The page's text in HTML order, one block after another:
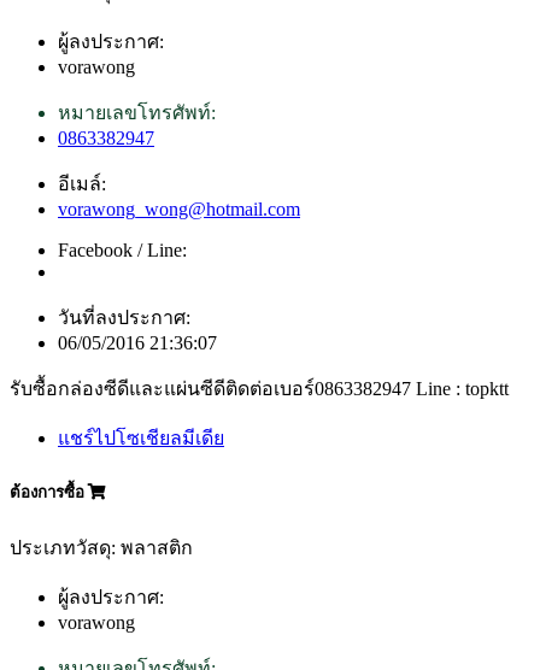
ผู้ลงประกาศ:
vorawong
หมายเลขโทรศัพท์:
0863382947
อีเมล์:
vorawong_wong@hotmail.com
Facebook / Line:
วันที่ลงประกาศ:
06/05/2016 21:36:07
รับซื้อกล่องซีดีและแผ่นซีดีติดต่อเบอร์0863382947 Line : topktt
แชร์ไปโซเชียลมีเดีย
ต้องการซื้อ
ประเภทวัสดุ: พลาสติก
ผู้ลงประกาศ:
vorawong